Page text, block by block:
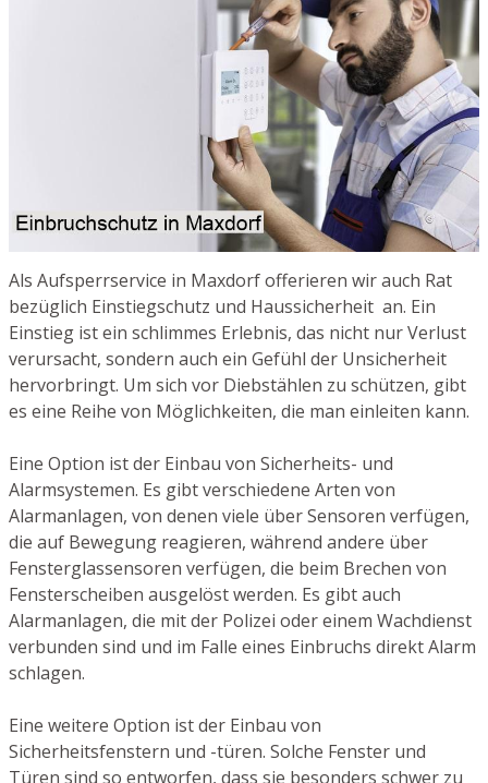
Als Aufsperrservice in Maxdorf offerieren wir auch Rat
bezüglich Einstiegschutz und Haussicherheit an. Ein
Einstieg ist ein schlimmes Erlebnis, das nicht nur Verlust
verursacht, sondern auch ein Gefühl der Unsicherheit
hervorbringt. Um sich vor Diebstählen zu schützen, gibt
es eine Reihe von Möglichkeiten, die man einleiten kann.
Eine Option ist der Einbau von Sicherheits- und
Alarmsystemen. Es gibt verschiedene Arten von
Alarmanlagen, von denen viele über Sensoren verfügen,
die auf Bewegung reagieren, während andere über
Fensterglassensoren verfügen, die beim Brechen von
Fensterscheiben ausgelöst werden. Es gibt auch
Alarmanlagen, die mit der Polizei oder einem Wachdienst
verbunden sind und im Falle eines Einbruchs direkt Alarm
schlagen.
Eine weitere Option ist der Einbau von
Sicherheitsfenstern und -türen. Solche Fenster und
Türen sind so entworfen, dass sie besonders schwer zu